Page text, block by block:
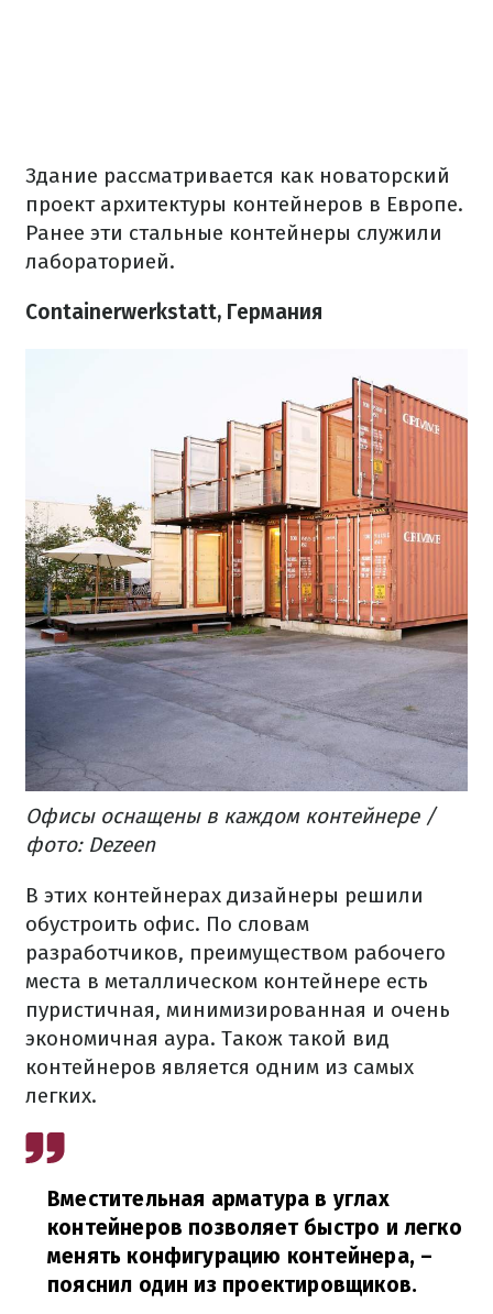
Здание рассматривается как новаторский
проект архитектуры контейнеров в Европе.
Ранее эти стальные контейнеры служили
лабораторией.
Containerwerkstatt, Германия
Офисы оснащены в каждом контейнере /
фото: Dezeen
В этих контейнерах дизайнеры решили
обустроить офис. По словам
разработчиков, преимуществом рабочего
места в металлическом контейнере есть
пуристичная, минимизированная и очень
экономичная аура. Також такой вид
контейнеров является одним из самых
легких.
Вместительная арматура в углах
контейнеров позволяет быстро и легко
менять конфигурацию контейнера, –
пояснил один из проектировщиков.